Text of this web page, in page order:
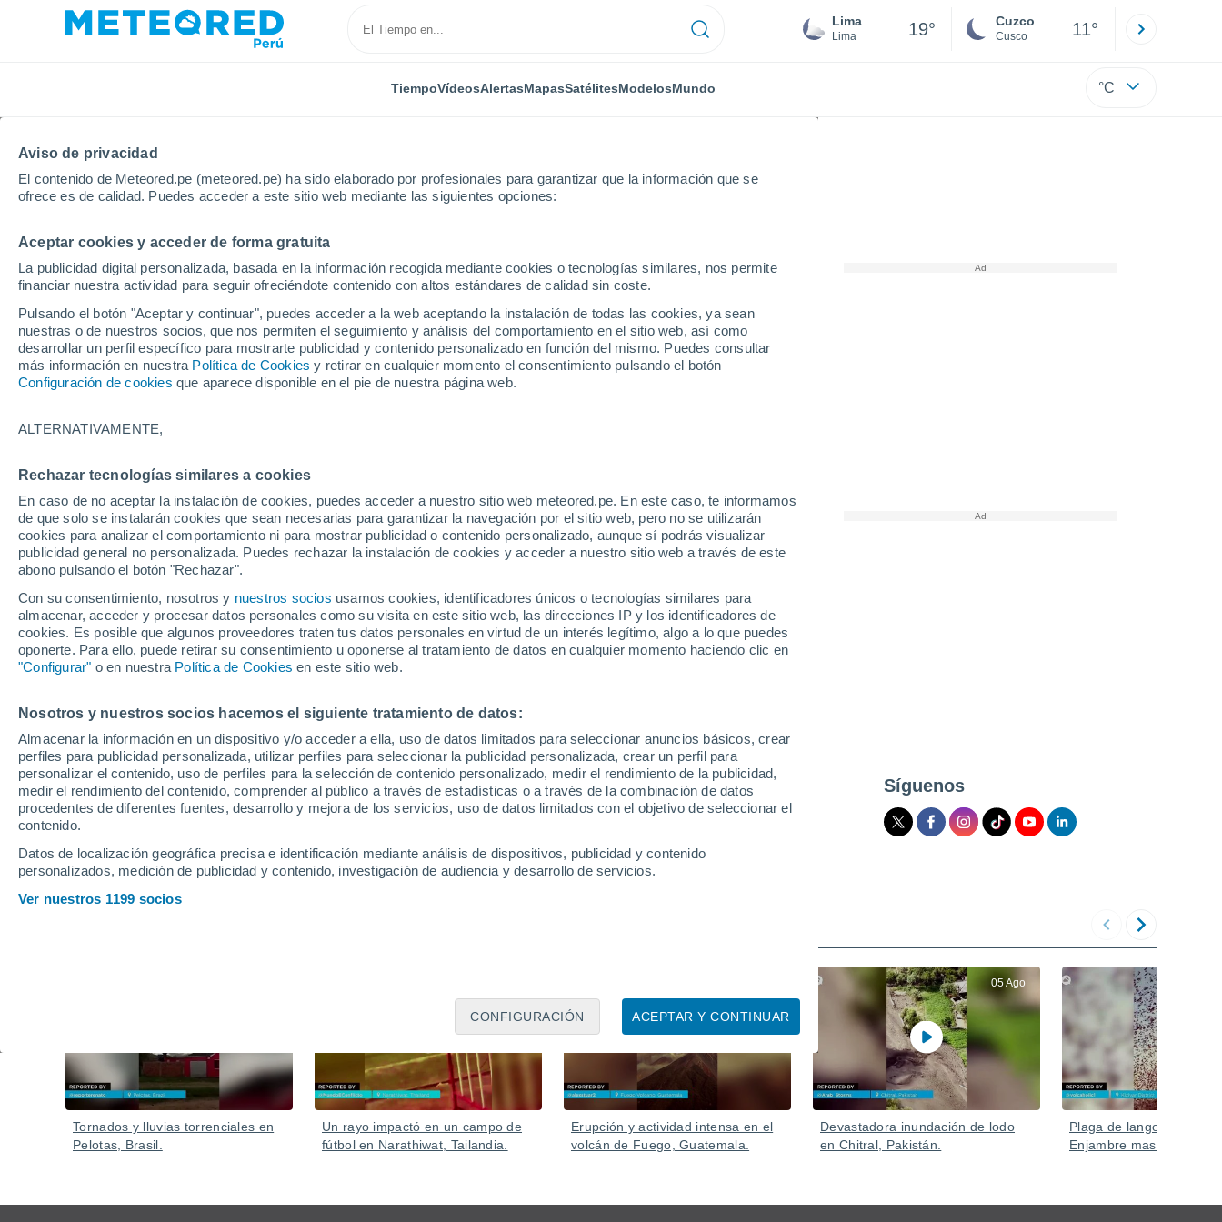
Aviso de privacidad
El contenido de Meteored.pe (meteored.pe) ha sido elaborado por profesionales para garantizar que la información que se
ofrece es de calidad. Puedes acceder a este sitio web mediante las siguientes opciones:
Aceptar cookies y acceder de forma gratuita
La publicidad digital personalizada, basada en la información recogida mediante cookies o tecnologías similares, nos permite
financiar nuestra actividad para seguir ofreciéndote contenido con altos estándares de calidad sin coste.
Pulsando el botón "Aceptar y continuar", puedes acceder a la web aceptando la instalación de todas las cookies, ya sean
nuestras o de nuestros socios, que nos permiten el seguimiento y análisis del comportamiento en el sitio web, así como
desarrollar un perfil específico para mostrarte publicidad y contenido personalizado en función del mismo. Puedes consultar
más información en nuestra Política de Cookies y retirar en cualquier momento el consentimiento pulsando el botón
Configuración de cookies que aparece disponible en el pie de nuestra página web.
ALTERNATIVAMENTE,
Rechazar tecnologías similares a cookies
En caso de no aceptar la instalación de cookies, puedes acceder a nuestro sitio web meteored.pe. En este caso, te informamos
de que solo se instalarán cookies que sean necesarias para garantizar la navegación por el sitio web, pero no se utilizarán
cookies para analizar el comportamiento ni para mostrar publicidad o contenido personalizado, aunque sí podrás visualizar
publicidad general no personalizada. Puedes rechazar la instalación de cookies y acceder a nuestro sitio web a través de este
abono pulsando el botón "Rechazar".
Con su consentimiento, nosotros y nuestros socios usamos cookies, identificadores únicos o tecnologías similares para
almacenar, acceder y procesar datos personales como su visita en este sitio web, las direcciones IP y los identificadores de
cookies. Es posible que algunos proveedores traten tus datos personales en virtud de un interés legítimo, algo a lo que puedes
oponerte. Para ello, puede retirar su consentimiento u oponerse al tratamiento de datos en cualquier momento haciendo clic en
"Configurar" o en nuestra Política de Cookies en este sitio web.
Nosotros y nuestros socios hacemos el siguiente tratamiento de datos:
Almacenar la información en un dispositivo y/o acceder a ella, uso de datos limitados para seleccionar anuncios básicos, crear
perfiles para publicidad personalizada, utilizar perfiles para seleccionar la publicidad personalizada, crear un perfil para
personalizar el contenido, uso de perfiles para la selección de contenido personalizado, medir el rendimiento de la publicidad,
medir el rendimiento del contenido, comprender al público a través de estadísticas o a través de la combinación de datos
procedentes de diferentes fuentes, desarrollo y mejora de los servicios, uso de datos limitados con el objetivo de seleccionar el
contenido.
Datos de localización geográfica precisa e identificación mediante análisis de dispositivos, publicidad y contenido
personalizados, medición de publicidad y contenido, investigación de audiencia y desarrollo de servicios.
Ver nuestros 1199 socios
ACEPTAR Y CONTINUAR
CONFIGURACIÓN
Lima
Lima 19° Cuzco
Cusco 11°
TiempoVídeosAlertasMapasSatélitesModelosMundo °C
Inicio Vídeos ¡Impresionantes ondas de choque en el volcán Etna, Italia! El fenómeno se produjo en el cráter sureste, que presenta una alta actividad en las últimas semanas
¡Impresionantes ondas de choque en el volcán
Etna, Italia! El fenómeno se produjo en el cráter
sureste, que presenta una alta actividad en las
últimas semanas
El volcán Etna tuvo una erupción fuerte en el cráter Sureste, con columnas de ceniza altas y flujo de lava. No se
reportaron daños graves ni heridos, pero se cerró el acceso a la cima por precaución.
Síguenos
Tornados y lluvias torrenciales en
Pelotas, Brasil.
Un rayo impactó en un campo de
fútbol en Narathiwat, Tailandia.
Erupción y actividad intensa en el
volcán de Fuego, Guatemala.
05 Ago
Devastadora inundación de lodo
en Chitral, Pakistán.
Plaga de langostas en
Enjambre masivo en